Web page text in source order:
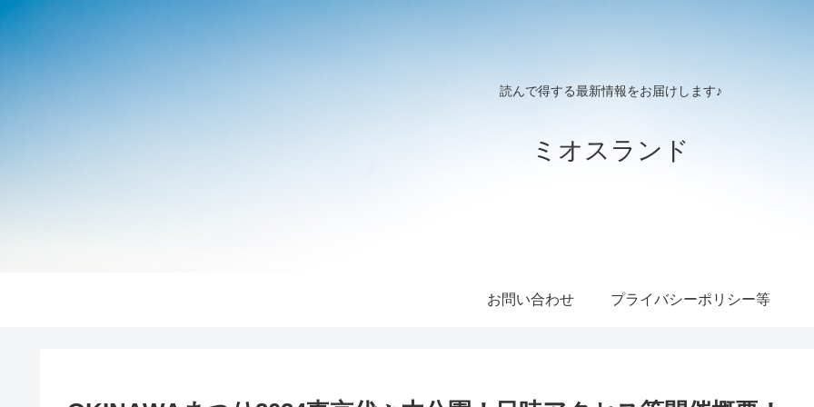
読んで得する最新情報をお届けします♪
ミオスランド
お問い合わせ プライバシーポリシー等